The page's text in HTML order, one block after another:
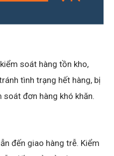
soát hàng tồn kho,
tình trạng hết hàng, bị
soát đơn hàng khó khăn.
đến giao hàng trễ. Kiểm